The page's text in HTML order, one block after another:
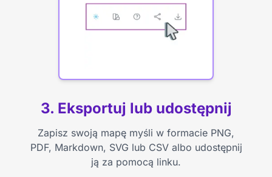
3. Eksportuj lub udostępnij
Zapisz swoją mapę myśli w formacie PNG,
PDF, Markdown, SVG lub CSV albo udostępnij
ją za pomocą linku.